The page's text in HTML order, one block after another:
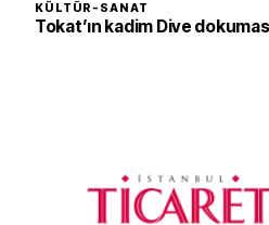
KÜLTÜR-SANAT
Tokat’ın kadim Dive